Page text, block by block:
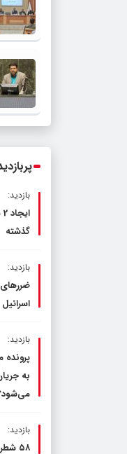
بازدید:
گذشته
بازدید:
اسرائیل
بازدید:
پرونده
به
بازدید:
۵۸ شطرنج‌ باز از ۱۷ استان در حال رقابت در گلمکان